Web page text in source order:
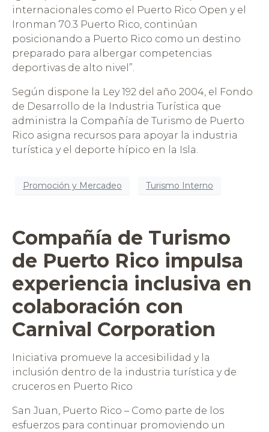
internacionales como el Puerto Rico Open y el
Ironman 70.3 Puerto Rico, continúan
posicionando a Puerto Rico como un destino
preparado para albergar competencias
deportivas de alto nivel”.
Según dispone la Ley 192 del año 2004, el Fondo
de Desarrollo de la Industria Turística que
administra la Compañía de Turismo de Puerto
Rico asigna recursos para apoyar la industria
turística y el deporte hípico en la Isla.
Promoción y Mercadeo Turismo Interno
Compañía de Turismo
de Puerto Rico impulsa
experiencia inclusiva en
colaboración con
Carnival Corporation
Iniciativa promueve la accesibilidad y la
inclusión dentro de la industria turística y de
cruceros en Puerto Rico
San Juan, Puerto Rico – Como parte de los
esfuerzos para continuar promoviendo un